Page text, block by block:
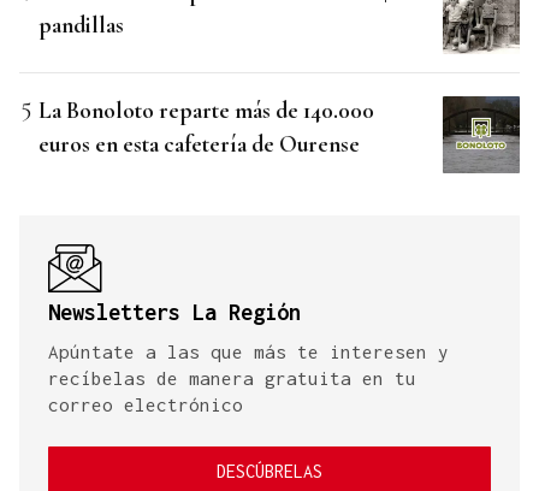
pandillas
La Bonoloto reparte más de 140.000
euros en esta cafetería de Ourense
Newsletters La Región
Apúntate a las que más te interesen y
recíbelas de manera gratuita en tu
correo electrónico
DESCÚBRELAS